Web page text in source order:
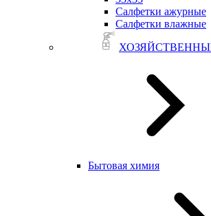
Салфетки ажурные
Салфетки влажные
Бытовая химия